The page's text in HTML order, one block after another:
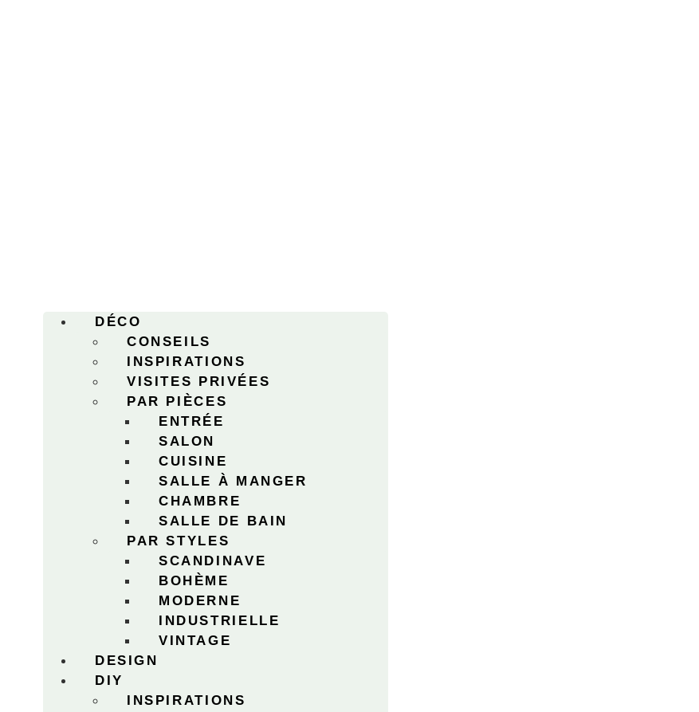
DÉCO
CONSEILS
INSPIRATIONS
VISITES PRIVÉES
PAR PIÈCES
ENTRÉE
SALON
CUISINE
SALLE À MANGER
CHAMBRE
SALLE DE BAIN
PAR STYLES
SCANDINAVE
BOHÈME
MODERNE
INDUSTRIELLE
VINTAGE
DESIGN
DIY
INSPIRATIONS